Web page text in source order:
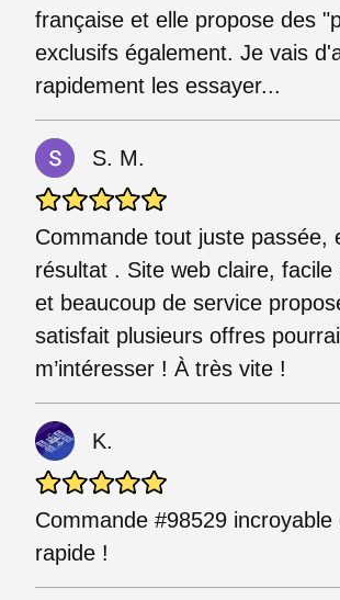
française et elle propose des
exclusifs également. Je vais
rapidement les essayer...
S. M.
Commande tout juste passée,
résultat . Site web claire, facile
et beaucoup de service
satisfait plusieurs offres
m’intéresser ! À très vite !
K.
Commande #98529
rapide !